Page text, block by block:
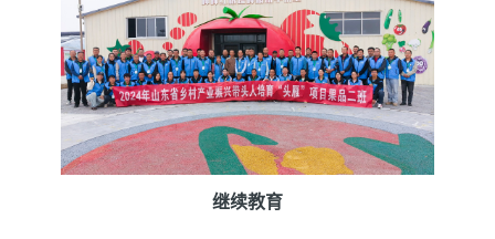
继续教育